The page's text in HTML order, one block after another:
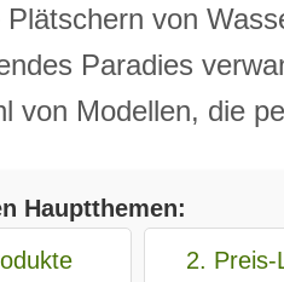
Plätschern von
Paradies
von Modellen, die
Hauptthemen:
2. Preis-